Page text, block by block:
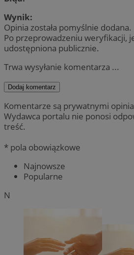
Wynik:
Opinia została pomyślnie dodana.
Po przeprowadzeniu weryfikacji,
udostępniona publicznie.
Trwa wysyłanie komentarza ...
Dodaj komentarz
Komentarze są prywatnymi
Wydawca portalu nie ponosi
treść.
* pola obowiązkowe
Najnowsze
Popularne
N